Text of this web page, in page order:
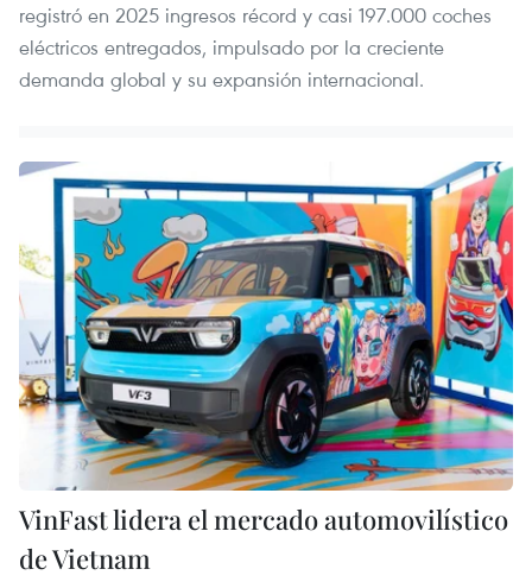
registró en 2025 ingresos récord y casi 197.000 coches
eléctricos entregados, impulsado por la creciente
demanda global y su expansión internacional.
VinFast lidera el mercado automovilístico
de Vietnam